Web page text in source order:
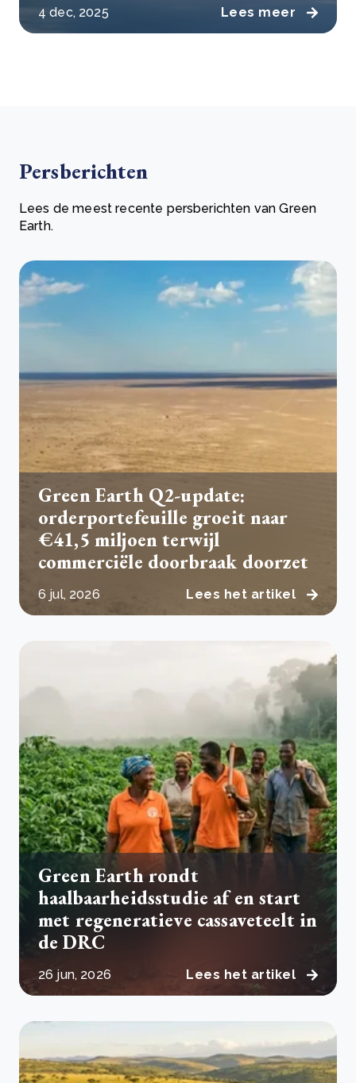
4 dec, 2025 Lees meer
Persberichten
Lees de meest recente persberichten van Green
Earth.
Green Earth Q2-update:
orderportefeuille groeit naar
€41,5 miljoen terwijl
commerciële doorbraak doorzet
6 jul, 2026 Lees het artikel
Green Earth rondt
haalbaarheidsstudie af en start
met regeneratieve cassaveteelt in
de DRC
26 jun, 2026 Lees het artikel